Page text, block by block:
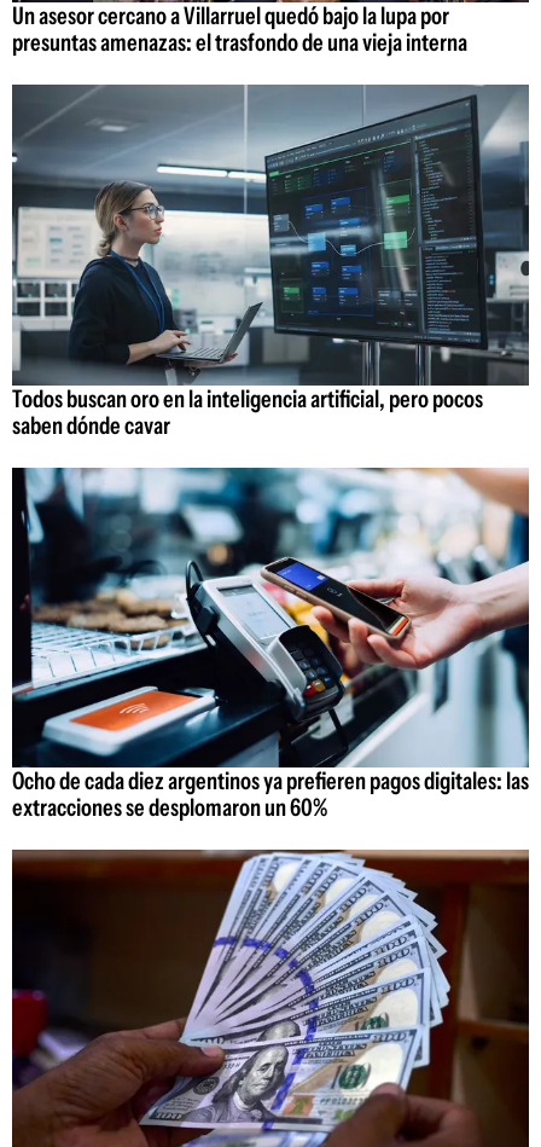
Un asesor cercano a Villarruel quedó bajo la lupa por
presuntas amenazas: el trasfondo de una vieja interna
Todos buscan oro en la inteligencia artificial, pero pocos
saben dónde cavar
Ocho de cada diez argentinos ya prefieren pagos digitales: las
extracciones se desplomaron un 60%